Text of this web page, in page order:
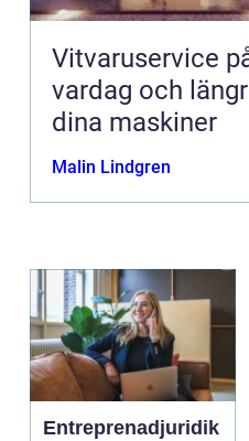
Vitvaruservice på
vardag och
dina maskiner
Malin Lindgren
Entreprenadjuridik